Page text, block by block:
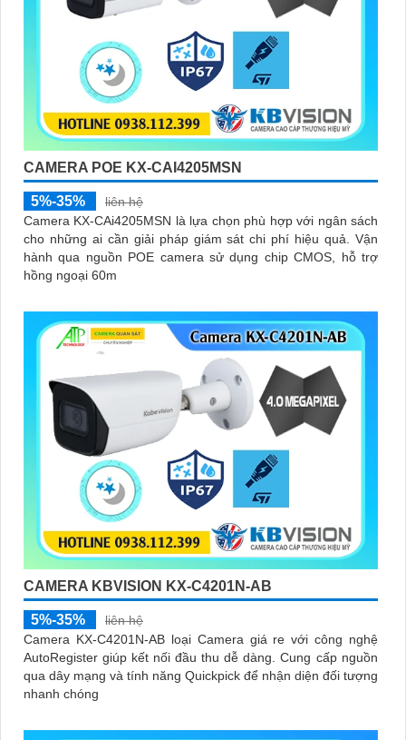
CAMERA POE KX-CAI4205MSN
5%-35%
liên hệ
Camera KX-CAi4205MSN là lựa chọn phù hợp với ngân sách
cho những ai cần giải pháp giám sát chi phí hiệu quả. Vận
hành qua nguồn POE camera sử dụng chip CMOS, hỗ trợ
hồng ngoại 60m
CAMERA KBVISION KX-C4201N-AB
5%-35%
liên hệ
Camera KX-C4201N-AB loại Camera giá re với công nghệ
AutoRegister giúp kết nối đầu thu dễ dàng. Cung cấp nguồn
qua dây mạng và tính năng Quickpick để nhận diện đối tượng
nhanh chóng